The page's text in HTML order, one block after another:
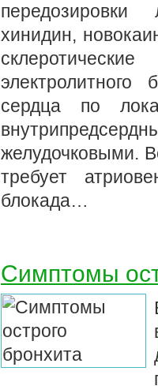
передозировки
хинидин,
сердца по
желудочковыми.
требует
блокада…
Симптомы